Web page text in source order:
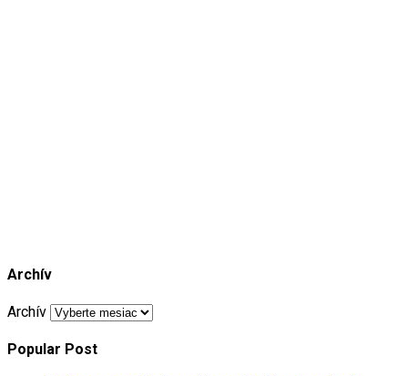
Archív
Archív
Popular Post